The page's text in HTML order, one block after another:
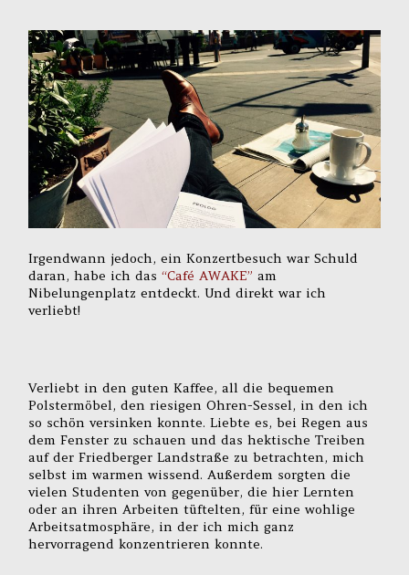
Irgendwann jedoch, ein Konzertbesuch war Schuld
daran, habe ich das“Café AWAKE” am
Nibelungenplatz entdeckt. Und direkt war ich
verliebt!
Verliebt in den guten Kaffee, all die bequemen
Polstermöbel, den riesigen Ohren-Sessel, in den ich
so schön versinken konnte. Liebte es, bei Regen aus
dem Fenster zu schauen und das hektische Treiben
auf der Friedberger Landstraße zu betrachten, mich
selbst im warmen wissend. Außerdem sorgten die
vielen Studenten von gegenüber, die hier Lernten
oder an ihren Arbeiten tüftelten, für eine wohlige
Arbeitsatmosphäre, in der ich mich ganz
hervorragend konzentrieren konnte.